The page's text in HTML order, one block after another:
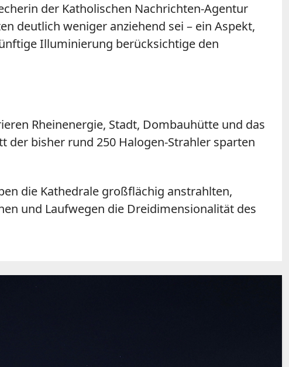
der Katholischen Nachrichten-Agentur
deutlich weniger anziehend sei – ein Aspekt,
Illuminierung berücksichtige den
Rheinenergie, Stadt, Dombauhütte und das
der bisher rund 250 Halogen-Strahler sparten
die Kathedrale großflächig anstrahlten,
und Laufwegen die Dreidimensionalität des